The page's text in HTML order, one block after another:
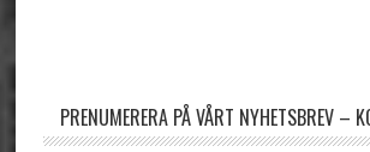
PRENUMERERA PÅ VÅRT NYHETSBREV –